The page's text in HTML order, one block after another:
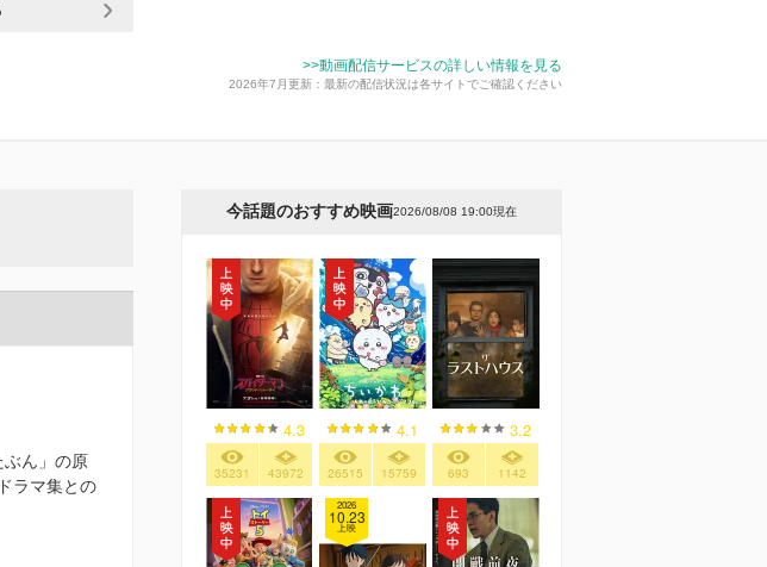
>>動画配信サービスの詳しい情報を見る
2026年7月更新：最新の配信状況は各サイトでご確認ください
ぶん」の原
ラマ集との
今話題のおすすめ映画2026/08/08 19:00現在
4.3
35231 43972
4.1
26515 15759
3.2
693 1142
2026
10.23
上映